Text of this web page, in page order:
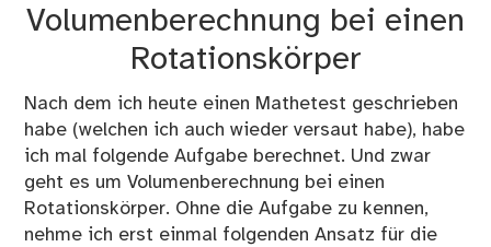
Volumenberechnung bei einen
Rotationskörper
Nach dem ich heute einen Mathetest geschrieben
habe (welchen ich auch wieder versaut habe), habe
ich mal folgende Aufgabe berechnet. Und zwar
geht es um Volumenberechnung bei einen
Rotationskörper. Ohne die Aufgabe zu kennen,
nehme ich erst einmal folgenden Ansatz für die